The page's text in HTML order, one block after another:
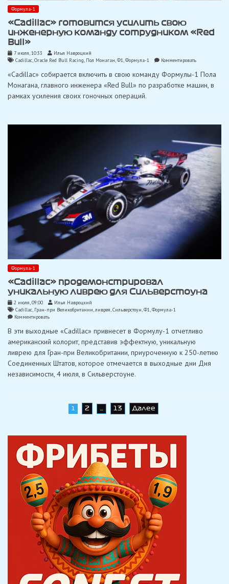
Формула-1
«Cadillac» готовится усилить свою
инженерную команду сотрудником «Red
Bull»
7 июля, 10:33
Илья Навроцкий
Cadillac,Oracle Red Bull Racing, Пол Монаган,Ф1,Формула-1 Комментироватьon
готовится
свою
Bull»
«Cadillac» собирается включить в свою команду Формулы-1 Пола
Монагана, главного инженера «Red Bull» по разработке машин, в
рамках усиления своих гоночных операций.
Формула-1
«Cadillac» продемонстрировал
уникальную ливрею для Сильверстоуна
2 июля, 09:00
Илья Навроцкий
Cadillac, Гран-при Великобритании,ливрея,Сильверстоун,Ф1,Формула-1
Комментироватьon
продемонстрировал
уникальную
ливрею
для
Сильверстоуна
В эти выходные «Cadillac» привнесет в Формулу-1 отчетливо
американский колорит, представив эффектную, уникальную
ливрею для Гран-при Великобритании, приуроченную к 250-летию
Соединенных Штатов, которое отмечается в выходные дни Дня
независимости, 4 июля, в Сильверстоуне.
записям
2 13 Далее